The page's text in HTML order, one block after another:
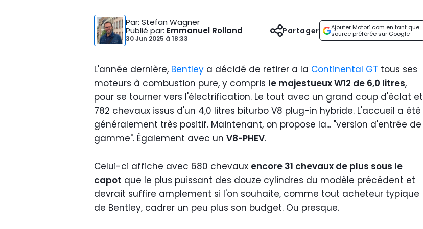
Par: Stefan Wagner
Publié par: Emmanuel Rolland
30 Jun 2025 à 18:33
Ajouter Motor1.com en tant que
source préférée sur Google
Partager
L'année dernière, Bentley a décidé de retirer a la Continental GT tous ses
moteurs à combustion pure, y compris le majestueux W12 de 6,0 litres,
pour se tourner vers l'électrification. Le tout avec un grand coup d'éclat et
782 chevaux issus d'un 4,0 litres biturbo V8 plug-in hybride. L'accueil a été
généralement très positif. Maintenant, on propose la... "version d'entrée de
gamme". Également avec un V8-PHEV.
Celui-ci affiche avec 680 chevaux encore 31 chevaux de plus sous le
capot que le plus puissant des douze cylindres du modèle précédent et
devrait suffire amplement si l'on souhaite, comme tout acheteur typique
de Bentley, cadrer un peu plus son budget. Ou presque.